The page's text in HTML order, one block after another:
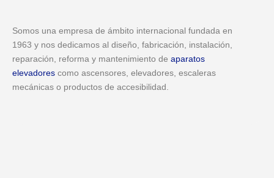
Somos una empresa de ámbito internacional fundada en
1963 y nos dedicamos al diseño, fabricación, instalación,
reparación, reforma y mantenimiento de aparatos
elevadores como ascensores, elevadores, escaleras
mecánicas o productos de accesibilidad.